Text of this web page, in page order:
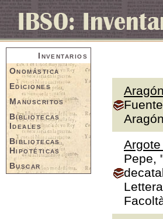
Inventarios
Onomástica
Ediciones
Manuscritos
Bibliotecas
Ideales
Bibliotecas
Hipotéticas
Buscar
Pepe,